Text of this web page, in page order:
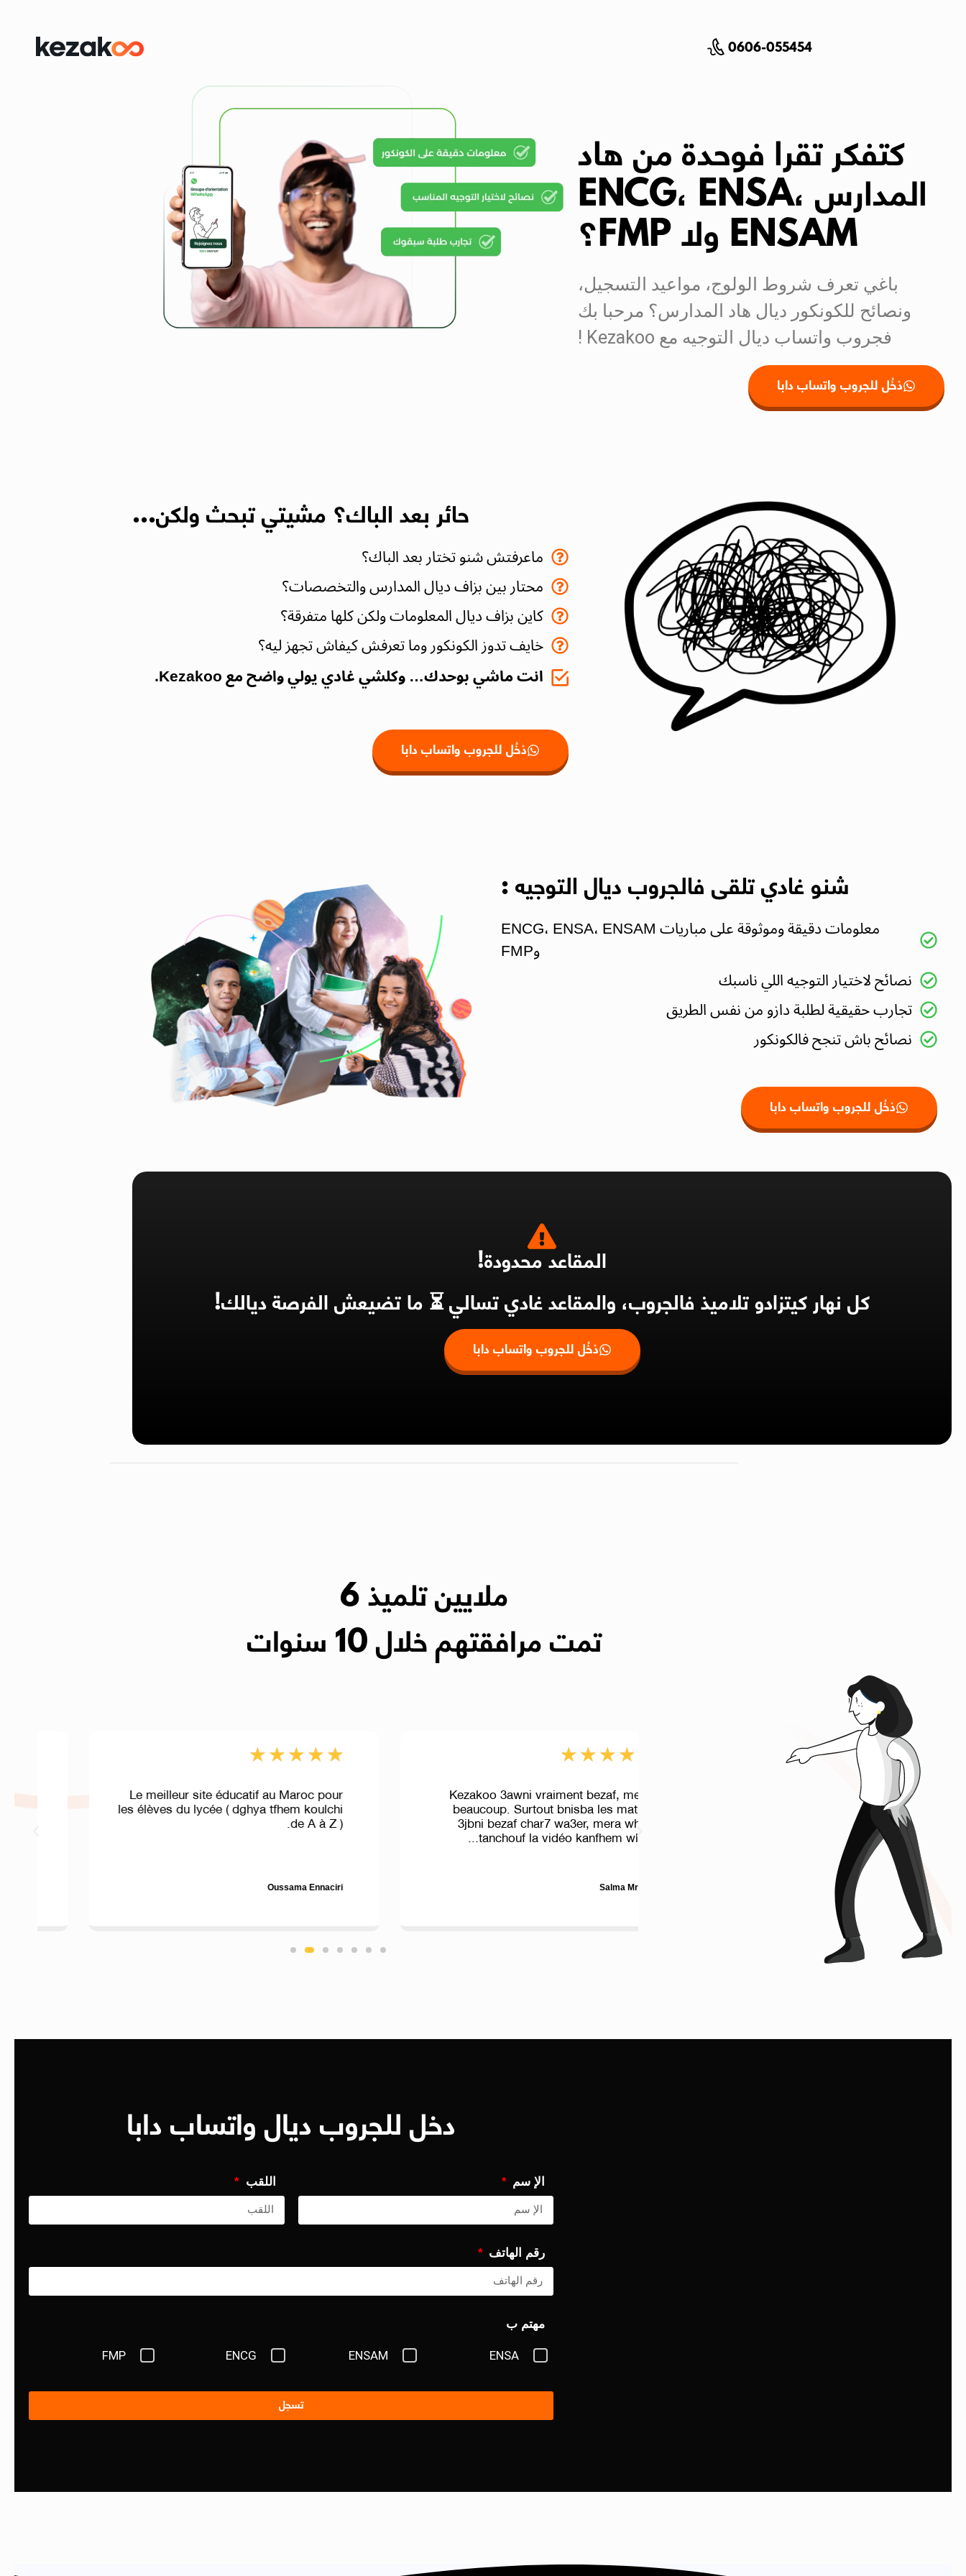
0606-055454
كتفكر تقرا فوحدة من هاد
المدارس ENCG، ENSA،
ENSAM ولا FMP؟
باغي تعرف شروط الولوج، مواعيد التسجيل،
ونصائح للكونكور ديال هاد المدارس؟ مرحبا بك
فجروب واتساب ديال التوجيه مع Kezakoo !
دْخُل للجروب واتساب دابا
حائر بعد الباك؟ مشيتي تبحث ولكن...
ماعرفتش شنو تختار بعد الباك؟
محتار بين بزاف ديال المدارس والتخصصات؟
كاين بزاف ديال المعلومات ولكن كلها متفرقة؟
خايف تدوز الكونكور وما تعرفش كيفاش تجهز ليه؟
انت ماشي بوحدك… وكلشي غادي يولي واضح مع Kezakoo.
دْخُل للجروب واتساب دابا
شنو غادي تلقى فالجروب ديال التوجيه :
معلومات دقيقة وموثوقة على مباريات ENCG، ENSA، ENSAM
وFMP
نصائح لاختيار التوجيه اللي ناسبك
تجارب حقيقية لطلبة دازو من نفس الطريق
نصائح باش تنجح فالكونكور
دْخُل للجروب واتساب دابا
المقاعد محدودة!
كل نهار كيتزادو تلاميذ فالجروب، والمقاعد غادي تسالي ⏳ ما تضيعش الفرصة ديالك!
دْخُل للجروب واتساب دابا
6 ملايين تلميذ
تمت مرافقتهم خلال 10 سنوات
★
★
★
Oussama Ennaciri
Le meilleur site éducatif au Maroc pour
les élèves du lycée ( dghya tfhem koulchi
de A à Z ).
★
★
★
Salma Mrhari
Kezakoo 3awni vraiment bezaf, merci
beaucoup. Surtout bnisba les maths,
3jbni bezaf char7 wa3er, mera whda
tanchouf la vidéo kanfhem wllah...
★
★
★
★
Malika Haddouti
J'ai adoré la façon d'expliquer les cours,
je comprends très bien avec vous, merci
pour tous vos efforts
دخل للجروب ديال واتساب دابا
الإ سم اللقب
رقم الهاتف
مهتم ب
ENSA
ENSAM
ENCG
FMP
تسجل